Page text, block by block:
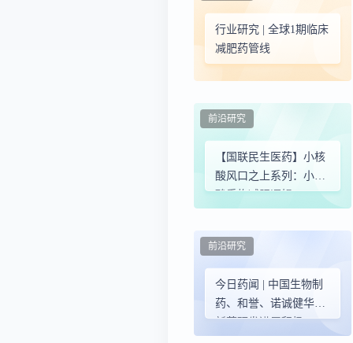
行业研究 | 全球1期临床
减肥药管线
【国联民生医药】小核
酸风口之上系列：小核
酸重构减肥逻辑，
前沿研究
今日药闻 | 中国生物制
药、和誉、诺诚健华等
新药研发进展积极
前沿研究